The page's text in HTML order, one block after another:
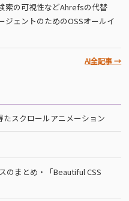
索の可視性などAhrefsの代替
ジェントのためのOSSオールイ
AI全記事 →
スクロールアニメーション
のまとめ・「Beautiful CSS